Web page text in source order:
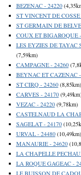
BEZENAC - 24220
ST VINCENT DE COSSE
ST GERMAIN DE
COUX ET BIGAROQUE
LES EYZIES DE TAYAC
(7,59km)
CAMPAGNE - 24260
BEYNAC ET CAZENAC
ST CIRQ - 24260(8,85km)
CARVES - 24170
VEZAC - 24220(9,78km)
CASTELNAUD LA
SAGELAT - 24170
URVAL - 24480(10,49km)
MANAURIE - 24620
LA CHAPELLE
LA ROQUE GAGEAC -
LE BUISSON DE